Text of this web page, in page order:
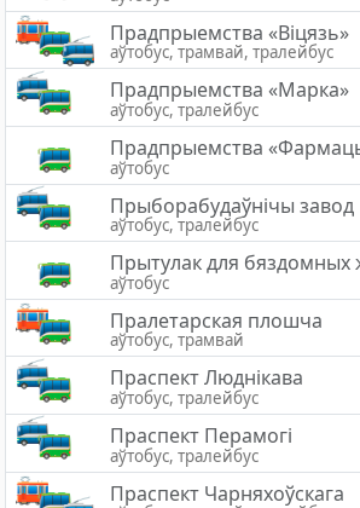
Прадпрыемства «Віцязь»
аўтобус, трамвай, тралейбус
Прадпрыемства «Марка»
аўтобус, тралейбус
Прадпрыемства
аўтобус
Прыборабудаўнічы завод
аўтобус, тралейбус
Прытулак для бяздомных
аўтобус
Пралетарская плошча
аўтобус, трамвай
Праспект Люднікава
аўтобус, тралейбус
Праспект Перамогі
аўтобус, тралейбус
Праспект Чарняхоўскага